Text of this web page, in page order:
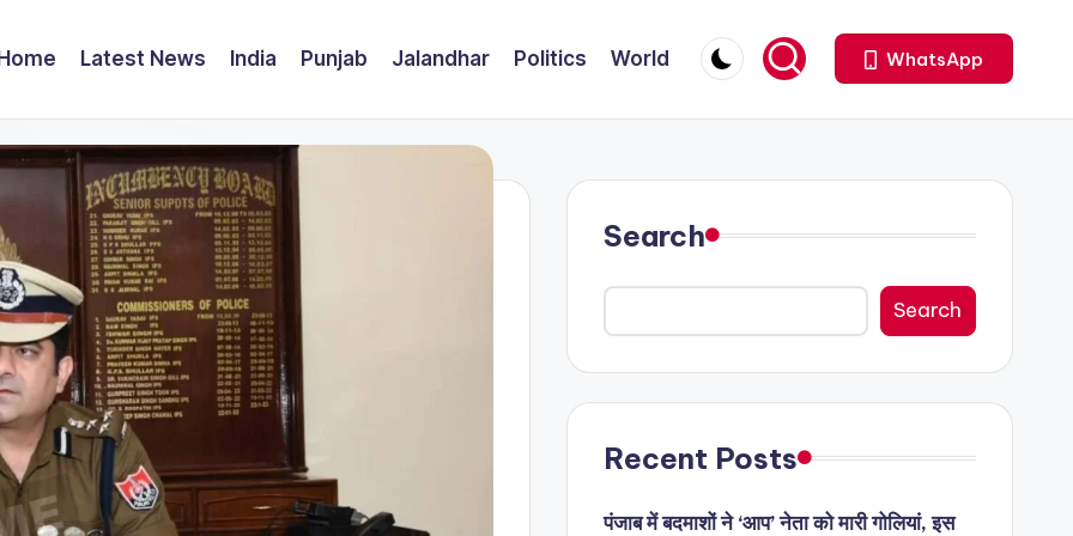
Latest News India Punjab Jalandhar Politics World WhatsApp
Search
Search
Recent Posts
पंजाब में बदमाशों ने ‘आप’ नेता को मारी गोलियां, इस